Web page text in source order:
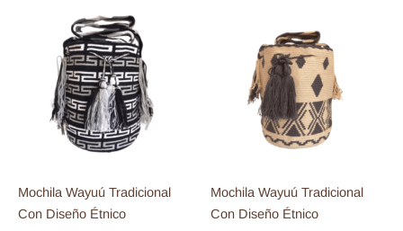
Mochila Wayuú Tradicional
Con Diseño Étnico
Mochila Wayuú Tradicional
Con Diseño Étnico